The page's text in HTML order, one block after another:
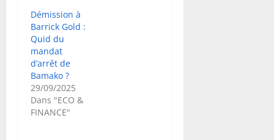
Démission à
Barrick Gold :
Quid du
mandat
d’arrêt de
Bamako ?
29/09/2025
Dans "ECO &
FINANCE"